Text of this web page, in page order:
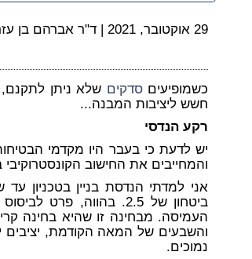
29 אוקטובר, 2021 | ד"ר אברהם בן
כשמופיעיםסדקים שלא ניתן
חשש ליציבות המבנה...
רקע הנדסי
יש לדעת כי בעבר היו מקדמי
והמחייבים את החישוב הקונסטרוקיבי
העמיסה. מבחינה זו שהיא בחינה
והשבעים של המאה הקודמת, יציבים
נמוכים.